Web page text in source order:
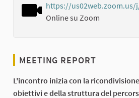
https://us02web.zoom.us/
Online su Zoom
MEETING REPORT
L'incontro inizia con la
obiettivi e della struttura del